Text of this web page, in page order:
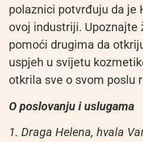
polaznici potvrđuju da je
ovoj industriji. Upoznajte
pomoći drugima da
uspjeh u svijetu
otkrila sve o svom poslu
O poslovanju i uslugama
1. Draga Helena, hvala